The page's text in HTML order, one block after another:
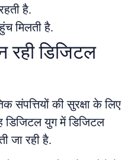
है.
मिलती है.
रही डिजिटल
संपत्तियों की सुरक्षा के लिए
डिजिटल युग में डिजिटल
जा रही है.